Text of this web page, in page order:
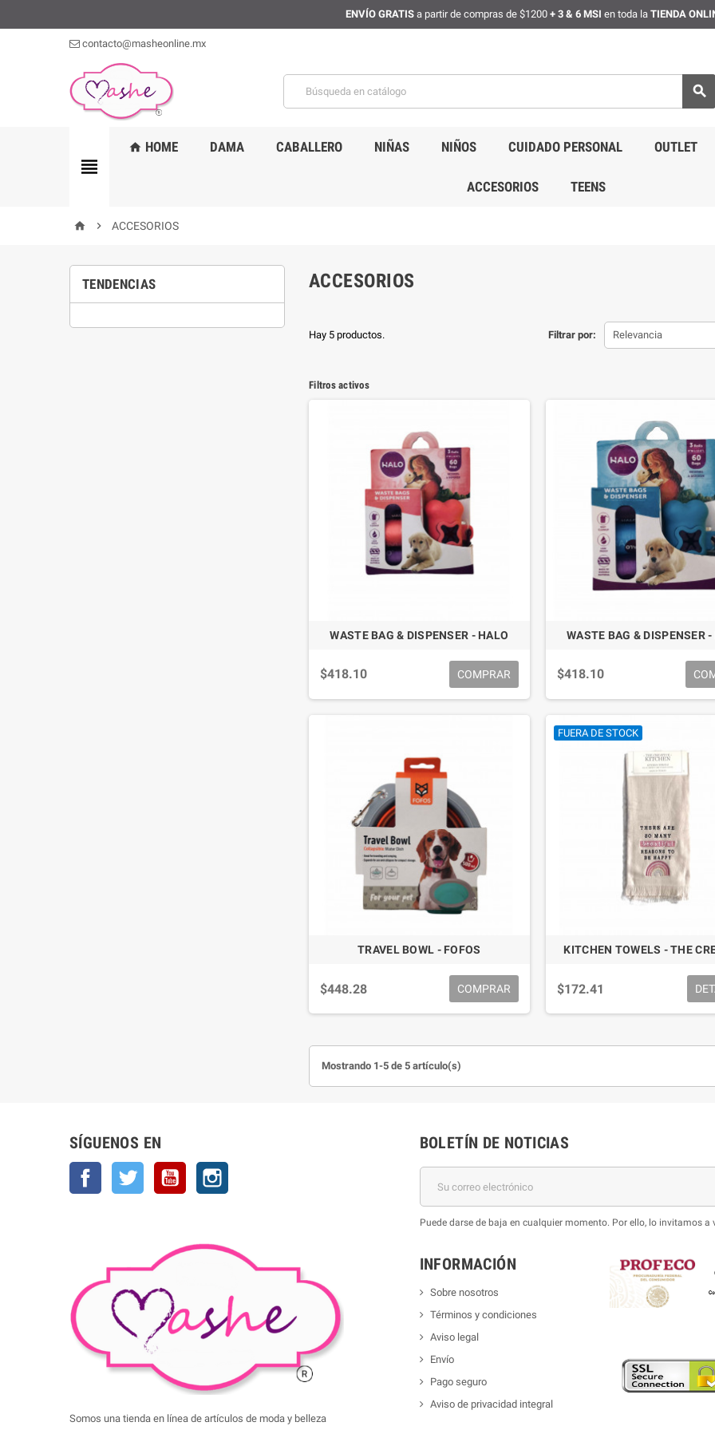
ENVÍO GRATIS a partir de compras de $1200 + 3 & 6 MSI en toda la TIENDA
contacto@masheonline.mx


home HOME DAMA CABALLERO NIÑAS NIÑOS CUIDADO PERSONAL OUTLET
ACCESORIOS TEENS
home  ACCESORIOS
TENDENCIAS ACCESORIOS
Hay 5 productos. Filtrar por: Relevancia
Filtros activos
WASTE BAG & DISPENSER - HALO
$418.10 COMPRAR
WASTE BAG & DISPENSER -
$418.10
TRAVEL BOWL - FOFOS
$448.28 COMPRAR
FUERA DE STOCK
KITCHEN TOWELS - THE
$172.41
Mostrando 1-5 de 5 artículo(s)
SÍGUENOS EN
Facebook Twitter YouTube
Somos una tienda en línea de artículos de moda y belleza
BOLETÍN DE NOTICIAS
Puede darse de baja en cualquier momento. Por ello, lo invitamos
INFORMACIÓN
Sobre nosotros
Términos y condiciones
Aviso legal
Envío
Pago seguro
Aviso de privacidad integral